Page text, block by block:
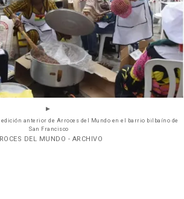
edición anterior de Arroces del Mundo en el barrio bilbaíno de
San Francisco
DEL MUNDO - ARCHIVO